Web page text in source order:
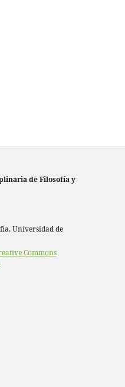
de Filosofía y
Universidad de
Commons